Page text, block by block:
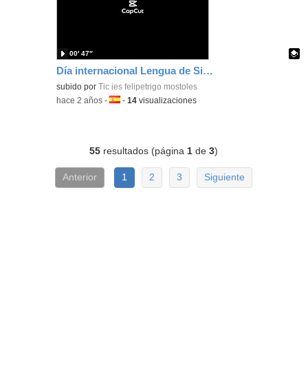
Día internacional Lengua de Signos
Contenido educativo.
subido por Tic ies felipetrigo mostoles
00′ 47″
-hace 2 años -Idioma:
-14 visualizaciones
55 resultados (página 1 de3)
Anterior 1 2 3 Siguiente